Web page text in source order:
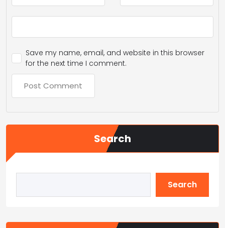
Save my name, email, and website in this browser
for the next time I comment.
Search
Search